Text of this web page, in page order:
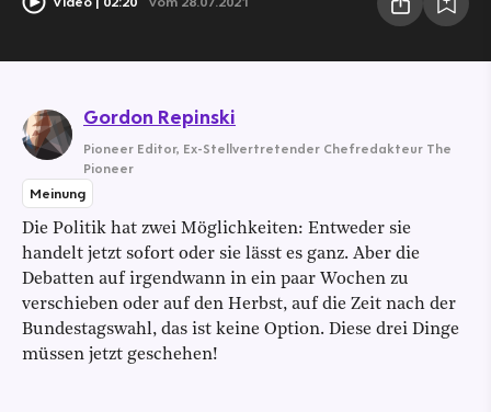
Gordon Repinski
Pioneer Editor, Ex-Stellvertretender Chefredakteur The
Pioneer
Meinung
Die Politik hat zwei Möglichkeiten: Entweder sie
handelt jetzt sofort oder sie lässt es ganz. Aber die
Debatten auf irgendwann in ein paar Wochen zu
verschieben oder auf den Herbst, auf die Zeit nach der
Bundestagswahl, das ist keine Option. Diese drei Dinge
müssen jetzt geschehen!